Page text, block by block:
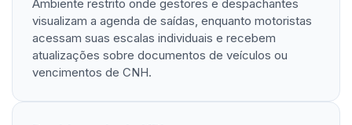
Ambiente restrito onde gestores e despachantes
visualizam a agenda de saídas, enquanto motoristas
acessam suas escalas individuais e recebem
atualizações sobre documentos de veículos ou
vencimentos de CNH.